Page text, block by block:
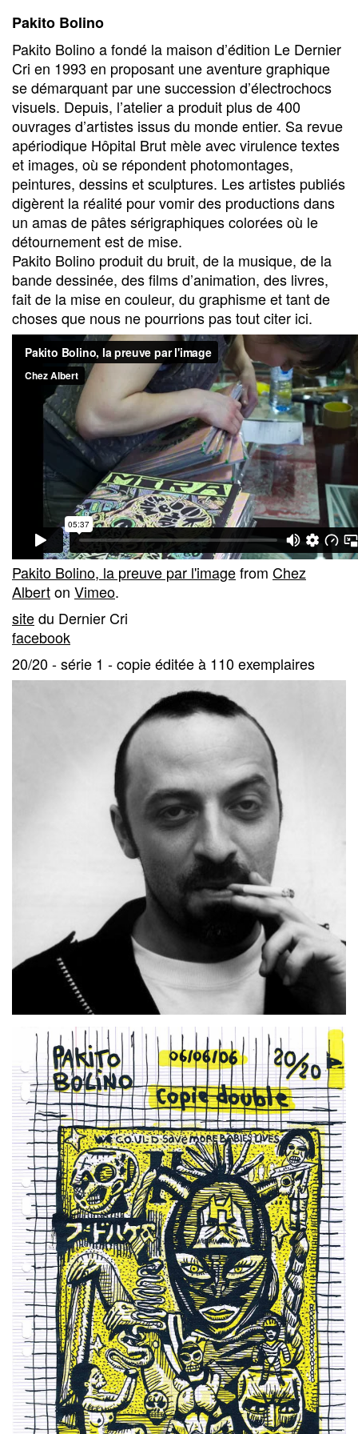
Pakito Bolino
Pakito Bolino a fondé la maison d’édition Le Dernier
Cri en 1993 en proposant une aventure graphique
se démarquant par une succession d’électrochocs
visuels. Depuis, l’atelier a produit plus de 400
ouvrages d’artistes issus du monde entier. Sa revue
apériodique Hôpital Brut mèle avec virulence textes
et images, où se répondent photomontages,
peintures, dessins et sculptures. Les artistes publiés
digèrent la réalité pour vomir des productions dans
un amas de pâtes sérigraphiques colorées où le
détournement est de mise.
Pakito Bolino produit du bruit, de la musique, de la
bande dessinée, des films d’animation, des livres,
fait de la mise en couleur, du graphisme et tant de
choses que nous ne pourrions pas tout citer ici.
Pakito Bolino, la preuve par l'imagefrom Chez
Alberton Vimeo.
sitedu Dernier Cri
facebook
20/20 - série 1 - copie éditée à 110 exemplaires